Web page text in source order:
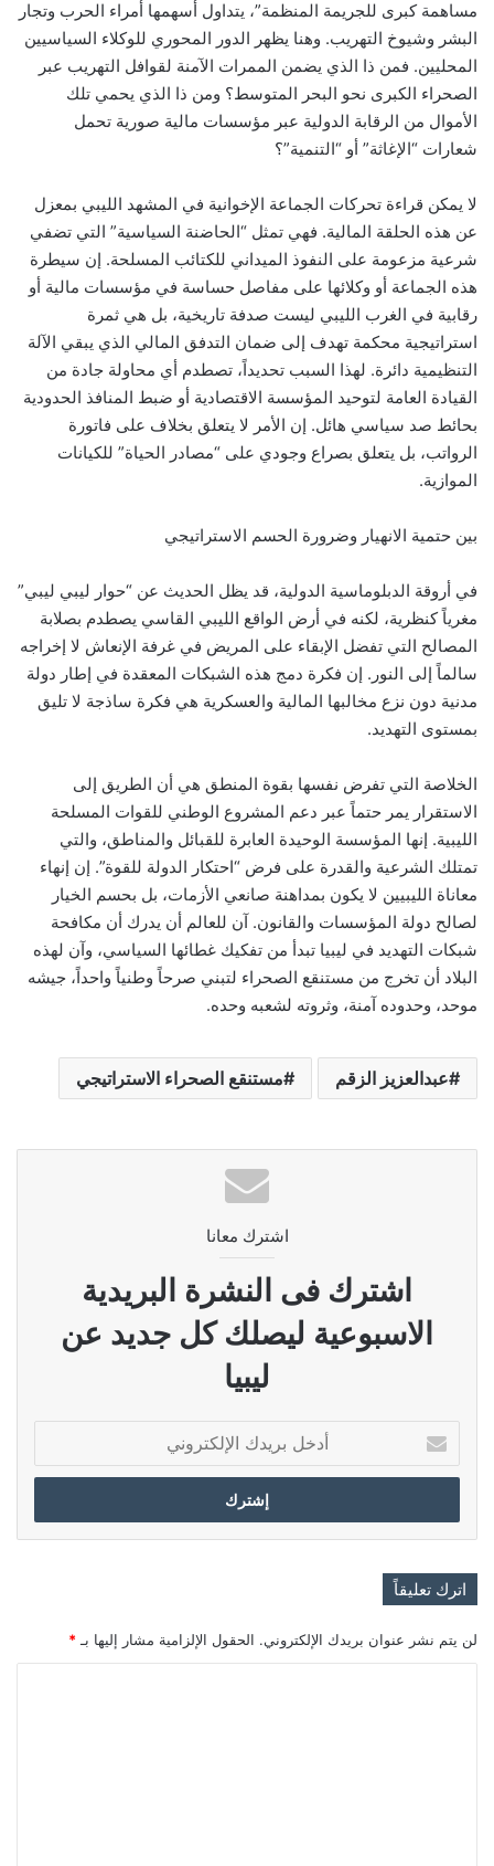
مساهمة كبرى للجريمة المنظمة”، يتداول أسهمها أمراء الحرب وتجار
البشر وشيوخ التهريب. وهنا يظهر الدور المحوري للوكلاء السياسيين
المحليين. فمن ذا الذي يضمن الممرات الآمنة لقوافل التهريب عبر
الصحراء الكبرى نحو البحر المتوسط؟ ومن ذا الذي يحمي تلك
الأموال من الرقابة الدولية عبر مؤسسات مالية صورية تحمل
شعارات “الإغاثة” أو “التنمية”؟
لا يمكن قراءة تحركات الجماعة الإخوانية في المشهد الليبي بمعزل
عن هذه الحلقة المالية. فهي تمثل “الحاضنة السياسية” التي تضفي
شرعية مزعومة على النفوذ الميداني للكتائب المسلحة. إن سيطرة
هذه الجماعة أو وكلائها على مفاصل حساسة في مؤسسات مالية أو
رقابية في الغرب الليبي ليست صدفة تاريخية، بل هي ثمرة
استراتيجية محكمة تهدف إلى ضمان التدفق المالي الذي يبقي الآلة
التنظيمية دائرة. لهذا السبب تحديداً، تصطدم أي محاولة جادة من
القيادة العامة لتوحيد المؤسسة الاقتصادية أو ضبط المنافذ الحدودية
بحائط صد سياسي هائل. إن الأمر لا يتعلق بخلاف على فاتورة
الرواتب، بل يتعلق بصراع وجودي على “مصادر الحياة” للكيانات
الموازية.
بين حتمية الانهيار وضرورة الحسم الاستراتيجي
في أروقة الدبلوماسية الدولية، قد يظل الحديث عن “حوار ليبي ليبي”
مغرياً كنظرية، لكنه في أرض الواقع الليبي القاسي يصطدم بصلابة
المصالح التي تفضل الإبقاء على المريض في غرفة الإنعاش لا إخراجه
سالماً إلى النور. إن فكرة دمج هذه الشبكات المعقدة في إطار دولة
مدنية دون نزع مخالبها المالية والعسكرية هي فكرة ساذجة لا تليق
بمستوى التهديد.
الخلاصة التي تفرض نفسها بقوة المنطق هي أن الطريق إلى
الاستقرار يمر حتماً عبر دعم المشروع الوطني للقوات المسلحة
الليبية. إنها المؤسسة الوحيدة العابرة للقبائل والمناطق، والتي
تمتلك الشرعية والقدرة على فرض “احتكار الدولة للقوة”. إن إنهاء
معاناة الليبيين لا يكون بمداهنة صانعي الأزمات، بل بحسم الخيار
لصالح دولة المؤسسات والقانون. آن للعالم أن يدرك أن مكافحة
شبكات التهديد في ليبيا تبدأ من تفكيك غطائها السياسي، وآن لهذه
البلاد أن تخرج من مستنقع الصحراء لتبني صرحاً وطنياً واحداً، جيشه
موحد، وحدوده آمنة، وثروته لشعبه وحده.
عبدالعزيز الزقم مستنقع الصحراء الاستراتيجي
اشترك معانا
اشترك فى النشرة البريدية
الاسبوعية ليصلك كل جديد عن
ليبيا
بريدك
الإلكتروني
اترك تعليقاً
لن يتم نشر عنوان بريدك الإلكتروني. الحقول الإلزامية مشار إليها بـ *